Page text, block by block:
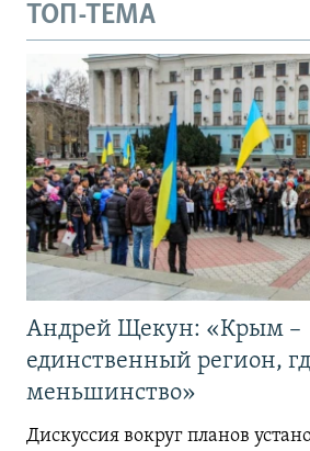
ТОП-ТЕМА
Андрей Щекун: «Крым –
единственный регион,
меньшинство»
Дискуссия вокруг планов